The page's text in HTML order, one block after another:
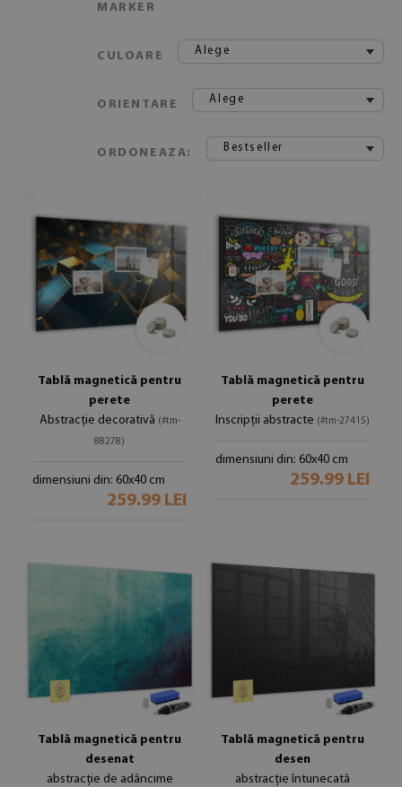
MARKER
CULOARE Alege
ORIENTARE Alege
ORDONEAZA: Bestseller
Tablă magnetică pentru
perete
Abstracție decorativă (#tm-
88278)
dimensiuni din: 60x40 cm
259.99 LEI
Tablă magnetică pentru
perete
Inscripții abstracte (#tm-27415)
dimensiuni din: 60x40 cm
259.99 LEI
Tablă magnetică pentru
desenat
abstracție de adâncime
Tablă magnetică pentru
desen
abstracție întunecată